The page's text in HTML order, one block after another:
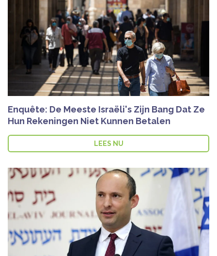
Enquête: De Meeste Israëli's Zijn Bang Dat Ze
Hun Rekeningen Niet Kunnen Betalen
LEES NU